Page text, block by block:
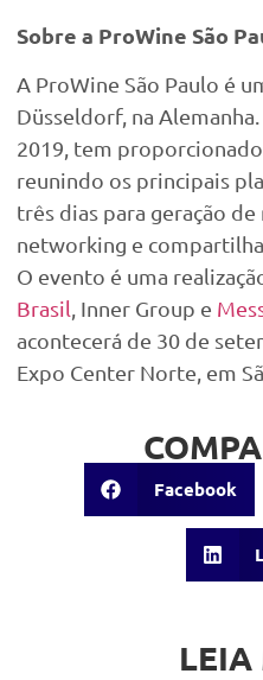
Sobre a ProWine São
A ProWine São Paulo é
Düsseldorf, na
2019, tem
reunindo os principais
três dias para geração
networking e
O evento é uma
Brasil, Inner Group e
acontecerá de 30 de
Expo Center Norte, em
Facebook
LEIA